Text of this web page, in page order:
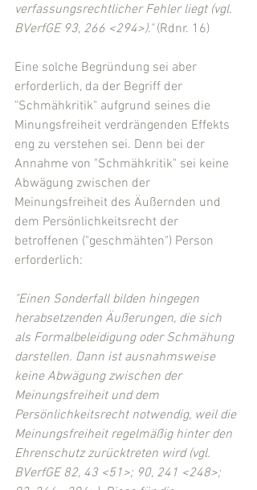
verfassungsrechtlicher Fehler liegt (vgl.
BVerfGE 93, 266 <294>)." (Rdnr. 16)
Eine solche Begründung sei aber
erforderlich, da der Begriff der
"Schmähkritik" aufgrund seines die
Minungsfreiheit verdrängenden Effekts
eng zu verstehen sei. Denn bei der
Annahme von "Schmähkritik" sei keine
Abwägung zwischen der
Meinungsfreiheit des Äußernden und
dem Persönlichkeitsrecht der
betroffenen ("geschmähten") Person
erforderlich:
"Einen Sonderfall bilden hingegen
herabsetzenden Äußerungen, die sich
als Formalbeleidigung oder Schmähung
darstellen. Dann ist ausnahmsweise
keine Abwägung zwischen der
Meinungsfreiheit und dem
Persönlichkeitsrecht notwendig, weil die
Meinungsfreiheit regelmäßig hinter den
Ehrenschutz zurücktreten wird (vgl.
BVerfGE 82, 43 <51>; 90, 241 <248>;